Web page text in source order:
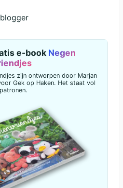
e-book Negen
zijn ontworpen door Marjan
Gek op Haken. Het staat vol